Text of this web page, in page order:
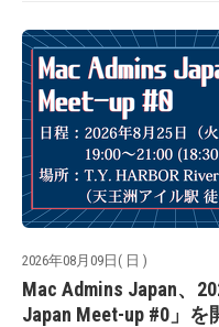
2026年08月09日( 日 )
Mac Admins Japan、
Japan Meet-up #0」を